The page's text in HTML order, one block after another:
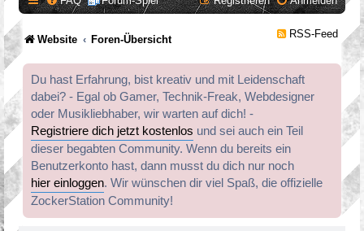
Website Foren-Übersicht RSS-Feed
Du hast Erfahrung, bist kreativ und mit Leidenschaft
dabei? - Egal ob Gamer, Technik-Freak, Webdesigner
oder Musikliebhaber, wir warten auf dich! -
Registriere dich jetzt kostenlos und sei auch ein Teil
dieser begabten Community. Wenn du bereits ein
Benutzerkonto hast, dann musst du dich nur noch
hier einloggen. Wir wünschen dir viel Spaß, die offizielle
ZockerStation Community!